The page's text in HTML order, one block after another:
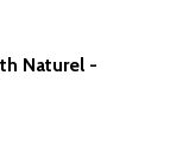
Naturel -